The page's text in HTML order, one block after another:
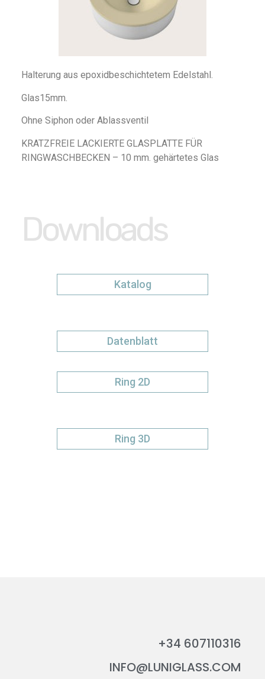
Halterung aus epoxidbeschichtetem Edelstahl.
Glas15mm.
Ohne Siphon oder Ablassventil
KRATZFREIE LACKIERTE GLASPLATTE FÜR
RINGWASCHBECKEN – 10 mm. gehärtetes Glas
Downloads
Katalog
Datenblatt
Ring 2D
Ring 3D
+34 607110316
INFO@LUNIGLASS.COM